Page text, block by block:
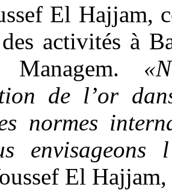
El Hajjam,
des activités à
Managem.
de l’or
normes
envisageons
El